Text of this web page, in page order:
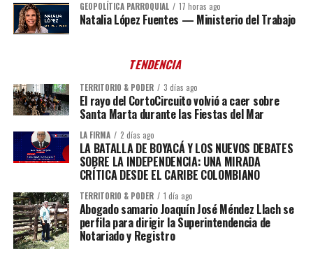
GEOPOLÍTICA PARROQUIAL 17 horas ago
Natalia López Fuentes — Ministerio del Trabajo
TENDENCIA
TERRITORIO & PODER 3 días ago
El rayo del CortoCircuito volvió a caer sobre
Santa Marta durante las Fiestas del Mar
LA FIRMA 2 días ago
LA BATALLA DE BOYACÁ Y LOS NUEVOS DEBATES
SOBRE LA INDEPENDENCIA: UNA MIRADA
CRÍTICA DESDE EL CARIBE COLOMBIANO
TERRITORIO & PODER 1 día ago
Abogado samario Joaquín José Méndez Llach se
perfila para dirigir la Superintendencia de
Notariado y Registro